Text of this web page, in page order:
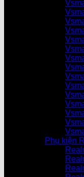
Phụ kiện